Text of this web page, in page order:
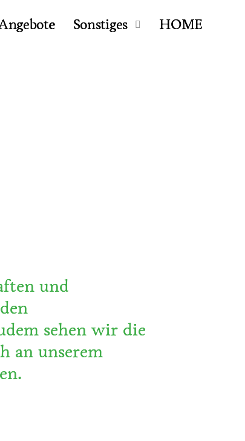
Sonstiges HOME
und
sehen wir die
an unserem